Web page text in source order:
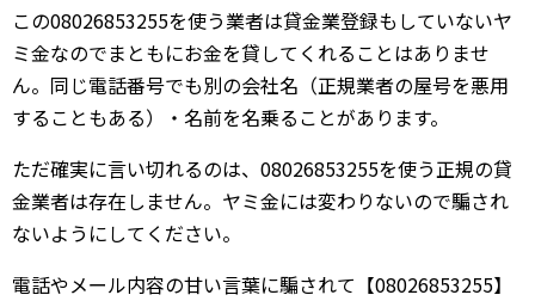
この08026853255を使う業者は貸金業登録もしていないヤ
ミ金なのでまともにお金を貸してくれることはありませ
ん。同じ電話番号でも別の会社名（正規業者の屋号を悪用
することもある）・名前を名乗ることがあります。
ただ確実に言い切れるのは、08026853255を使う正規の貸
金業者は存在しません。ヤミ金には変わりないので騙され
ないようにしてください。
電話やメール内容の甘い言葉に騙されて【08026853255】